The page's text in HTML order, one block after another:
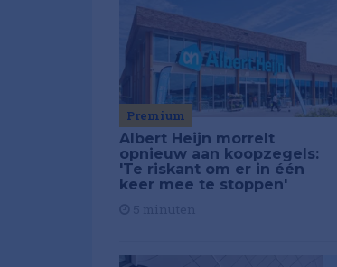
Premium
Albert Heijn morrelt
opnieuw aan koopzegels:
'Te riskant om er in één
keer mee te stoppen'